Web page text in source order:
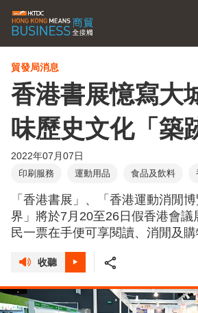
貿發局消息
香港書展憶寫大
味歷史文化「築
2022年07月07日
印刷服務 運動用品 食品及飲料
「香港書展」、「香港運動消閒
界」將於7月20至26日假香港會議
民一票在手便可享閱讀、消閒及購
收聽